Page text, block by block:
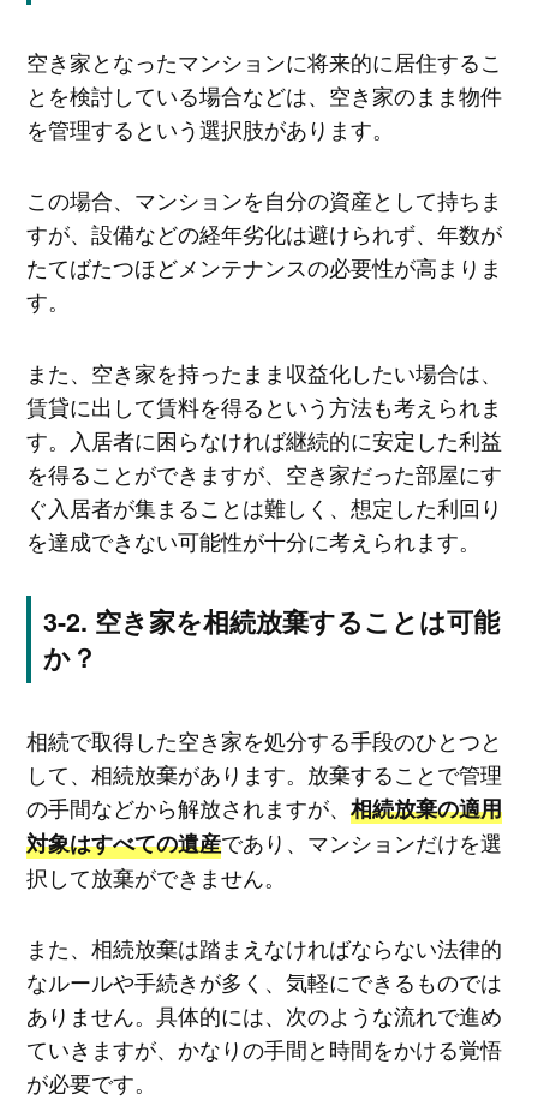
空き家となったマンションに将来的に居住するこ
とを検討している場合などは、空き家のまま物件
を管理するという選択肢があります。
この場合、マンションを自分の資産として持ちま
すが、設備などの経年劣化は避けられず、年数が
たてばたつほどメンテナンスの必要性が高まりま
す。
また、空き家を持ったまま収益化したい場合は、
賃貸に出して賃料を得るという方法も考えられま
す。入居者に困らなければ継続的に安定した利益
を得ることができますが、空き家だった部屋にす
ぐ入居者が集まることは難しく、想定した利回り
を達成できない可能性が十分に考えられます。
空き家を相続放棄することは可能
か？
相続で取得した空き家を処分する手段のひとつと
して、相続放棄があります。放棄することで管理
の手間などから解放されますが、 相続放棄の適用
対象はすべての遺産であり、マンションだけを選
択して放棄ができません。
また、相続放棄は踏まえなければならない法律的
なルールや手続きが多く、気軽にできるものでは
ありません。具体的には、次のような流れで進め
ていきますが、かなりの手間と時間をかける覚悟
が必要です。